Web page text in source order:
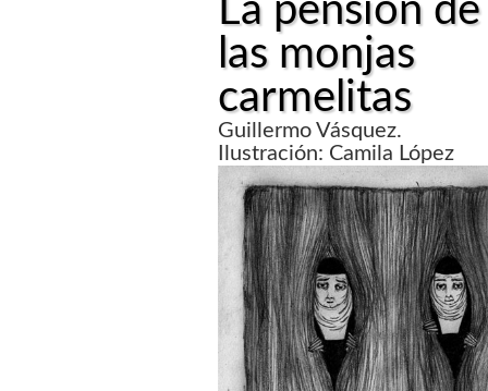
La pensión de
las monjas
carmelitas
Guillermo Vásquez.
Ilustración: Camila López